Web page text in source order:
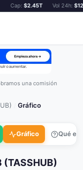
Cap:$2.45T Vol 24h:
una comisión
Gráfico
Gráfico Qué es
(TASSHUB)